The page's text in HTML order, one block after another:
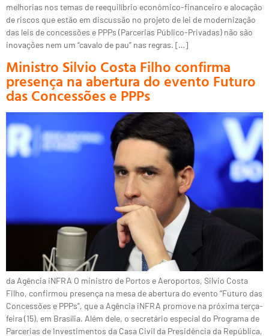
melhorias nos temas de reequilíbrio econômico-financeiro e alocação
de riscos que estão em discussão no projeto de lei de modernização
das leis de concessões e PPPs (Parcerias Público-Privadas) não são
inovações nem um “cavalo de pau” nas regras. […]
Ministro Silvio Costa Filho confirma
presença na abertura do evento Futuro
das Concessões e PPPs
da Agência iNFRA O ministro de Portos e Aeroportos, Silvio Costa
Filho, confirmou presença na mesa de abertura do evento “Futuro das
Concessões e PPPs”, que a Agência iNFRA promove na próxima terça-
feira (15), em Brasília. Além dele, o secretário especial do Programa de
Parcerias de Investimentos da Casa Civil da Presidência da República,